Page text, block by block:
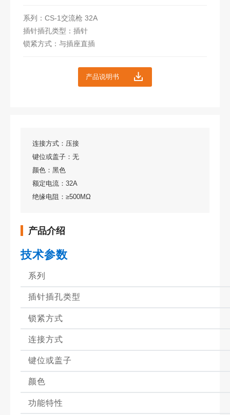
系列：CS-1交流枪 32A
插针插孔类型：插针
锁紧方式：与插座直插
产品说明书
连接方式：压接
键位或盖子：无
颜色：黑色
额定电流：32A
绝缘电阻：≥500MΩ
产品介绍
技术参数
系列
插针插孔类型
锁紧方式
连接方式
键位或盖子
颜色
功能特性